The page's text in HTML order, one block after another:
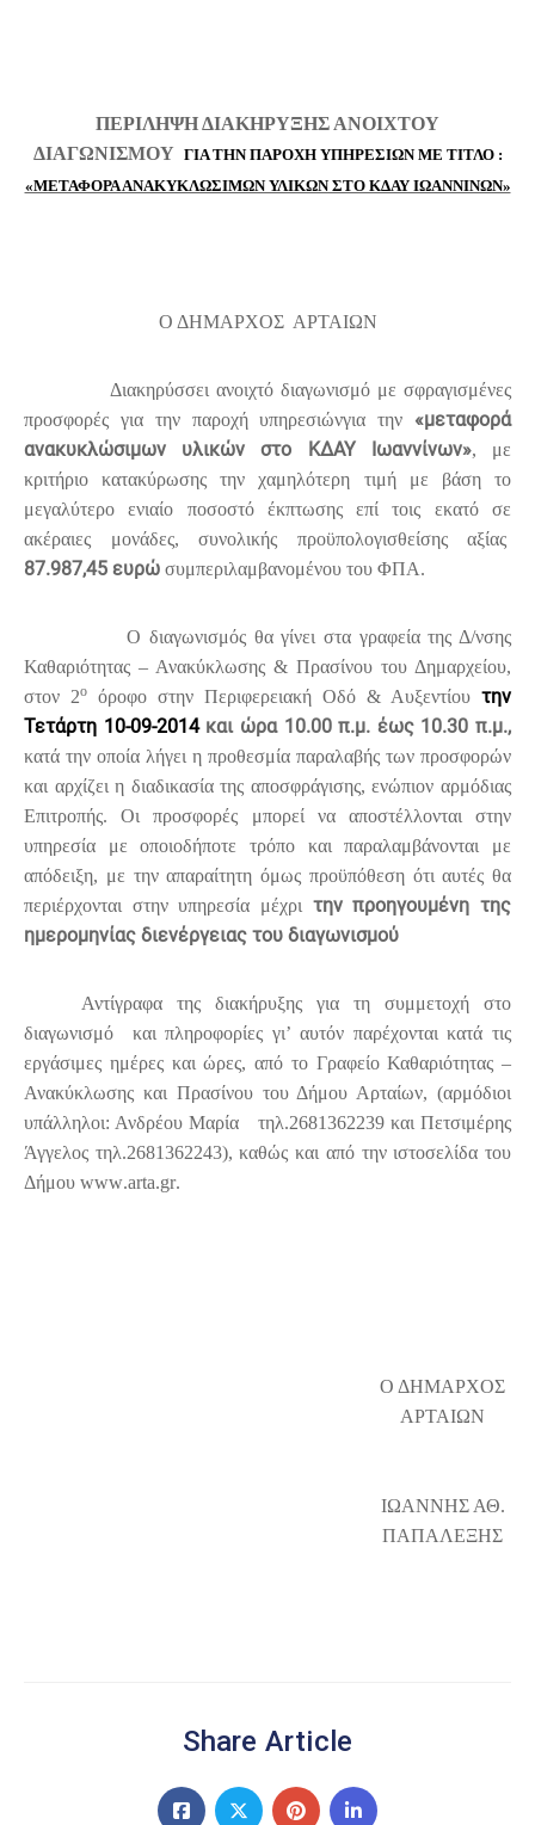
ΠΕΡΙΛΗΨΗ ΔΙΑΚΗΡΥΞΗΣ ΑΝΟΙΧΤΟΥ
ΔΙΑΓΩΝΙΣΜΟΥ ΓΙΑ ΤΗΝ ΠΑΡΟΧΗ ΥΠΗΡΕΣΙΩΝ ΜΕ ΤΙΤΛΟ :
«ΜΕΤΑΦΟΡΑ ΑΝΑΚΥΚΛΩΣΙΜΩΝ ΥΛΙΚΩΝ ΣΤΟ ΚΔΑΥ ΙΩΑΝΝΙΝΩΝ»
Ο ΔΗΜΑΡΧΟΣ ΑΡΤΑΙΩΝ
Διακηρύσσει ανοιχτό διαγωνισμό με σφραγισμένες
προσφορές για την παροχή υπηρεσιώνγια την «μεταφορά
ανακυκλώσιμων υλικών στο ΚΔΑΥ Ιωαννίνων», με
κριτήριο κατακύρωσης την χαμηλότερη τιμή με βάση το
μεγαλύτερο ενιαίο ποσοστό έκπτωσης επί τοις εκατό σε
ακέραιες μονάδες, συνολικής προϋπολογισθείσης αξίας
87.987,45 ευρώ συμπεριλαμβανομένου του ΦΠΑ.
Ο διαγωνισμός θα γίνει στα γραφεία της Δ/νσης
Καθαριότητας – Ανακύκλωσης & Πρασίνου του Δημαρχείου,
στον 2ο όροφο στην Περιφερειακή Οδό & Αυξεντίου την
Τετάρτη 10-09-2014και ώρα 10.00 π.μ. έως 10.30 π.μ.,
κατά την οποία λήγει η προθεσμία παραλαβής των προσφορών
και αρχίζει η διαδικασία της αποσφράγισης, ενώπιον αρμόδιας
Επιτροπής. Οι προσφορές μπορεί να αποστέλλονται στην
υπηρεσία με οποιοδήποτε τρόπο και παραλαμβάνονται με
απόδειξη, με την απαραίτητη όμως προϋπόθεση ότι αυτές θα
περιέρχονται στην υπηρεσία μέχρι την προηγουμένη της
ημερομηνίας διενέργειας του διαγωνισμού
Αντίγραφα της διακήρυξης για τη συμμετοχή στο
διαγωνισμό
και πληροφορίες γι’ αυτόν παρέχονται κατά τις
εργάσιμες ημέρες και ώρες, από το Γραφείο Καθαριότητας –
Ανακύκλωσης και Πρασίνου του Δήμου Αρταίων, (αρμόδιοι
υπάλληλοι: Ανδρέου Μαρία
τηλ.2681362239 και Πετσιμέρης
Άγγελος τηλ.2681362243), καθώς και από την ιστοσελίδα του
Δήμου www.arta.gr.
Ο ΔΗΜΑΡΧΟΣ
ΑΡΤΑΙΩΝ
ΙΩΑΝΝΗΣ ΑΘ.
ΠΑΠΑΛΕΞΗΣ
Share Article